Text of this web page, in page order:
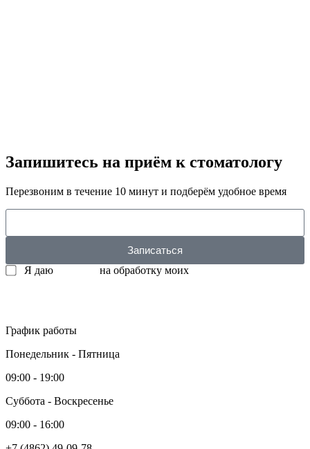
Запишитесь на приём к стоматологу
Перезвоним в течение 10 минут и подберём удобное время
Я даю на обработку моих
Записаться
График работы
Понедельник - Пятница
09:00 - 19:00
Суббота - Воскресенье
09:00 - 16:00